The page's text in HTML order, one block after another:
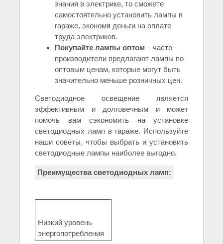
знания в электрике, то сможете
самостоятельно установить лампы в
гараже, экономя деньги на оплате
труда электриков.
Покупайте лампы оптом – часто
производители предлагают лампы по
оптовым ценам, которые могут быть
значительно меньше розничных цен.
Светодиодное освещение является
эффективным и долговечным и может
помочь вам сэкономить на установке
светодиодных ламп в гараже. Используйте
наши советы, чтобы выбрать и установить
светодиодные лампы наиболее выгодно.
Преимущества светодиодных ламп:
Низкий уровень
энергопотребления